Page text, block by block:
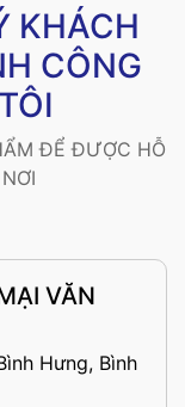
KHÁCH
CÔNG
ĐỂ ĐƯỢC HỖ
VĂN
Hưng, Bình